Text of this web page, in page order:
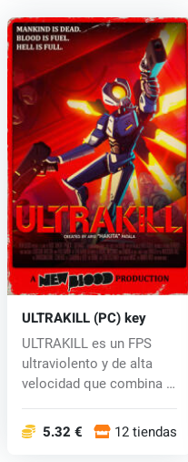
ULTRAKILL (PC) key
ULTRAKILL es un FPS
ultraviolento y de alta
velocidad que combina la
5.32 € 12 tiendas